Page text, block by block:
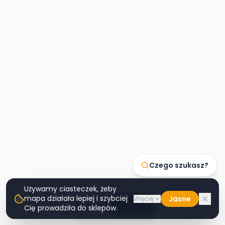
Lista Mapa
Czego szukasz?
Używamy ciasteczek, żeby
mapa działała lepiej i szybciej
Cię prowadziła do sklepów.
Więcej Jasne